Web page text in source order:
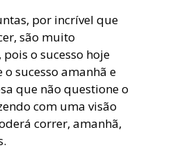
por incrível que
são muito
o sucesso hoje
o sucesso amanhã e
que não questione o
com uma visão
correr, amanhã,